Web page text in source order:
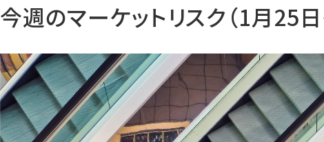
今週のマーケットリスク（1月25